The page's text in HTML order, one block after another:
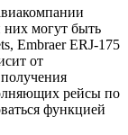
них могут быть
Embraer ERJ-175
от
рейсы по
функцией